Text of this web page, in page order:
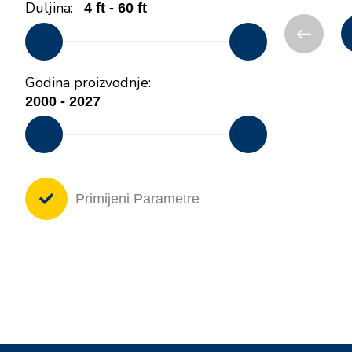
Duljina:
Godina proizvodnje:
Primijeni Parametre